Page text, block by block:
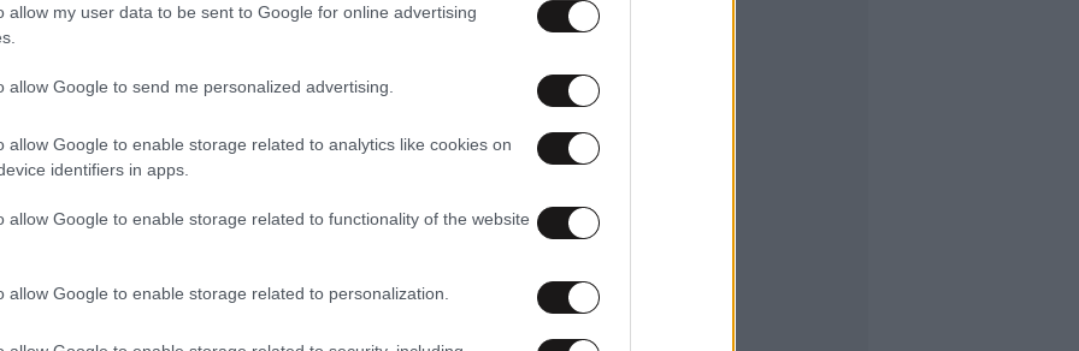
allow my user data to be sent to Google for online advertising
allow Google to send me personalized advertising.
allow Google to enable storage related to analytics like cookies on
identifiers in apps.
allow Google to enable storage related to functionality of the website
allow Google to enable storage related to personalization.